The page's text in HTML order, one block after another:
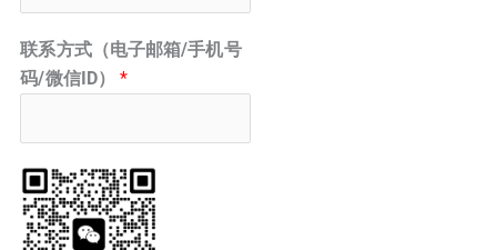
联系方式（电子邮箱/手机号
码/微信ID）*